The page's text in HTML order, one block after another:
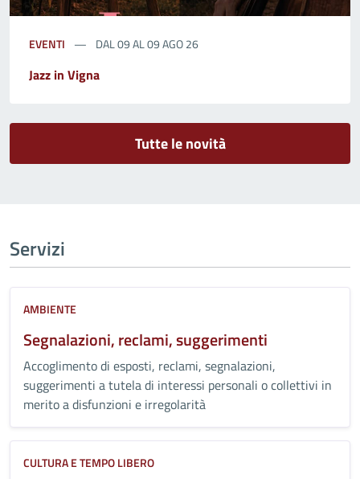
EVENTI DAL 09 AL 09 AGO 26
Jazz in Vigna
Tutte le novità
Servizi
AMBIENTE
Segnalazioni, reclami, suggerimenti
Accoglimento di esposti, reclami, segnalazioni,
suggerimenti a tutela di interessi personali o collettivi in
merito a disfunzioni e irregolarità
CULTURA E TEMPO LIBERO